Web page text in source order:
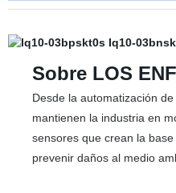
Sobre LOS
Desde la automatización
mantienen la industria en
sensores que crean la
prevenir daños al medio